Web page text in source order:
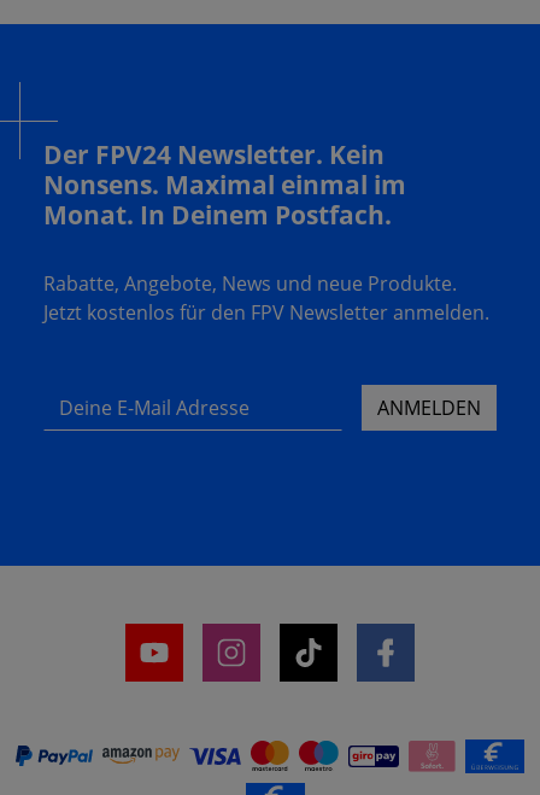
Der FPV24 Newsletter. Kein
Nonsens. Maximal einmal im
Monat. In Deinem Postfach.
Rabatte, Angebote, News und neue Produkte.
Jetzt kostenlos für den FPV Newsletter anmelden.
Deine E-Mail Adresse ANMELDEN